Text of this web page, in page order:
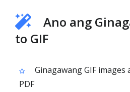
Ano ang
to GIF
Ginagawang GIF
PDF